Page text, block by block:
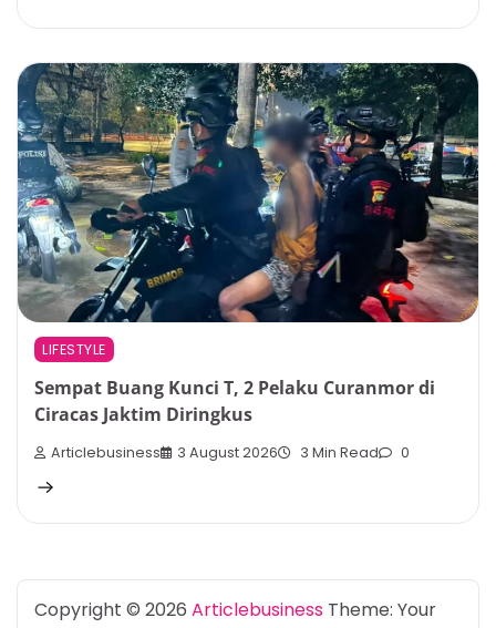
LIFESTYLE
Sempat Buang Kunci T, 2 Pelaku Curanmor di
Ciracas Jaktim Diringkus
Articlebusiness 3 August 2026 3 Min Read 0
Copyright © 2026 Articlebusiness Theme: Your